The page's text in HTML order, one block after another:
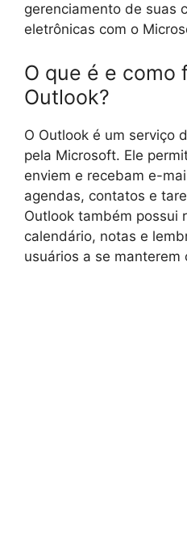
gerenciamento de suas
eletrônicas com o
O que é e como
Outlook?
O Outlook é um serviço
pela Microsoft. Ele
enviem e recebam e-
agendas, contatos e
Outlook também possui
calendário, notas e
usuários a se manterem